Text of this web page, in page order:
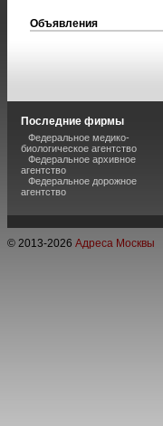
Объявления
Последние фирмы
Федеральное медико-
биологическое агентство
Федеральное архивное
агентство
Федеральное дорожное
агентство
© 2013-2026 Адреса Москвы